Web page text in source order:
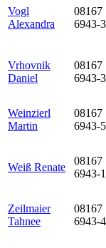
Vogl
Alexandra
08167
6943-
Vrhovnik
Daniel
08167
6943-
Weinzierl
Martin
08167
6943-
Weiß Renate
08167
6943-
Zeilmaier
Tahnee
08167
6943-